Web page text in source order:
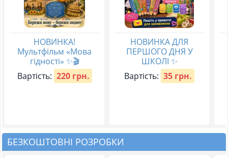
НОВИНКА!
Мультфільм «Мова
гідності» ✨🎬
Вартість: 220 грн.
НОВИНКА ДЛЯ
ПЕРШОГО ДНЯ У
ШКОЛІ ✨
Вартість: 35 грн.
БЕЗКОШТОВНІ РОЗРОБКИ